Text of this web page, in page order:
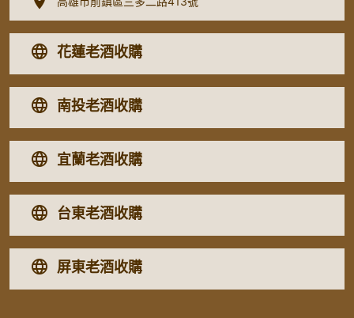
花蓮老酒收購
南投老酒收購
宜蘭老酒收購
台東老酒收購
屏東老酒收購